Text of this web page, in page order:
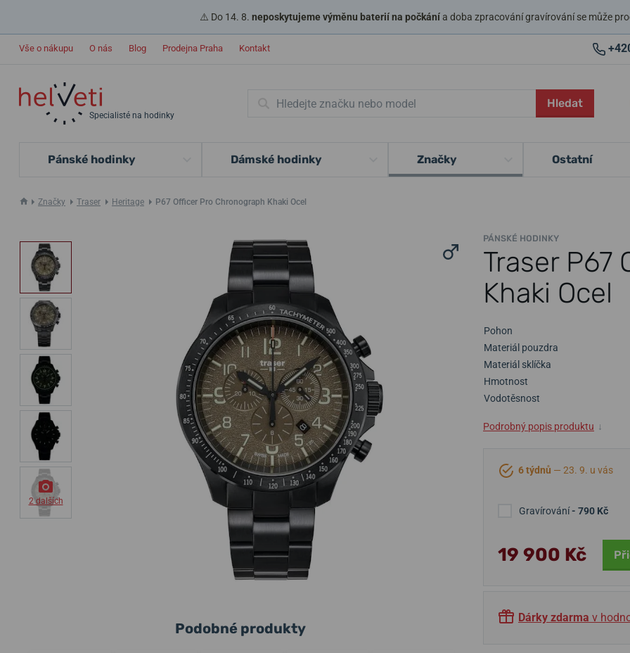
⚠️ Do 14. 8. neposkytujeme výměnu baterií na počkánía doba zpracování gravírování se může
Vše o nákupu O nás Blog Prodejna Praha Kontakt
Specialisté na hodinky
Hledat
Pánské hodinky Dámské hodinky Značky Ostatní
Značky Traser Heritage P67 Officer Pro Chronograph Khaki Ocel
PÁNSKÉ HODINKY
Traser P67
Khaki Ocel
2 dalších
Pohon
Materiál pouzdra
Materiál sklíčka
Hmotnost
Vodotěsnost
Podrobný popis produktu ↓
6 týdnů — 23. 9. u vás
Gravírování- 790 Kč
19 900 Kč
Dárky zdarma v
Podobné produkty